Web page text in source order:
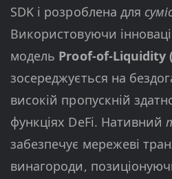
SDK і розроблена для
Використовуючи
модель Proof-of-Liquidity
зосереджується на
високій пропускній
функціях DeFi. Нативний
забезпечує мережеві
винагороди,